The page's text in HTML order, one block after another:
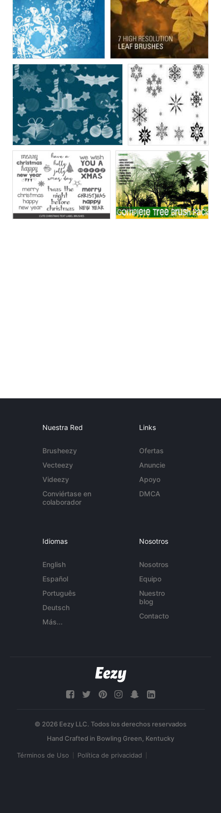
Nuestra Red
Brusheezy
Vecteezy
Videezy
Conviértase en
colaborador
Links
Ofertas
Anuncie
Apoyo
DMCA
Idiomas
English
Español
Português
Deutsch
Más...
Nosotros
Nosotros
Equipo
Nuestro
blog
Contacto
© 2026 Eezy LLC. Todos los derechos reservados
Términos de Uso Política de privacidad